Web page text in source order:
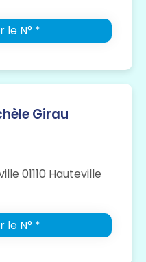
N° *
Girau
01110 Hauteville
N° *